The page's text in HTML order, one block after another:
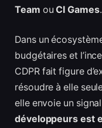
Team ouCI Games.
Dans un
budgétaires et
CDPR fait figure
résoudre à elle
elle envoie un
développeurs est